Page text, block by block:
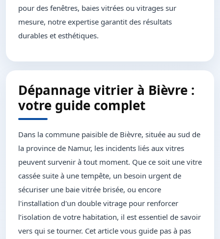
pour des fenêtres, baies vitrées ou vitrages sur
mesure, notre expertise garantit des résultats
durables et esthétiques.
Dépannage vitrier à Bièvre :
votre guide complet
Dans la commune paisible de Bièvre, située au sud de
la province de Namur, les incidents liés aux vitres
peuvent survenir à tout moment. Que ce soit une vitre
cassée suite à une tempête, un besoin urgent de
sécuriser une baie vitrée brisée, ou encore
l'installation d'un double vitrage pour renforcer
l’isolation de votre habitation, il est essentiel de savoir
vers qui se tourner. Cet article vous guide pas à pas